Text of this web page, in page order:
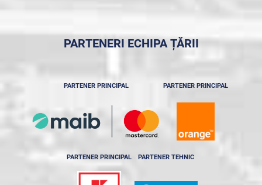
PARTENERI ECHIPA ȚĂRII
PARTENER PRINCIPAL PARTENER PRINCIPAL
PARTENER PRINCIPAL PARTENER TEHNIC